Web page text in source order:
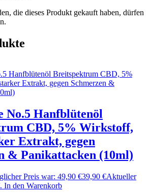
die dieses Produkt gekauft haben, dürfen
No.5 Hanfblütenöl
CBD, 5% Wirkstoff,
Extrakt, gegen
& Panikattacken (10ml)
Preis war: 49,90 €39,90 €Aktueller
In den Warenkorb